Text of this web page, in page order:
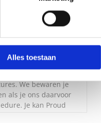
Alles toestaan
We bewaren je
als je ons daarvoor
Je kan Proud
Meer informatie